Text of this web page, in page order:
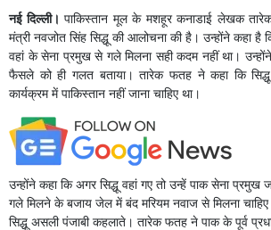
नई दिल्ली। पाकिस्तान मूल के मशहूर कनाडाई लेखक
मंत्री नवजोत सिंह सिद्धू की आलोचना की है। उन्होंने कहा है
वहां के सेना प्रमुख से गले मिलना सही कदम नहीं था।
फैसले को ही गलत बताया। तारेक फतह ने कहा कि
कार्यक्रम में पाकिस्तान नहीं जाना चाहिए था।
उन्होंने कहा कि अगर सिद्धू वहां गए तो उन्हें पाक सेना
गले मिलने के बजाय जेल में बंद मरियम नवाज से मिलना
सिद्धू असली पंजाबी कहलाते। तारेक फतह ने पाक के पूर्व